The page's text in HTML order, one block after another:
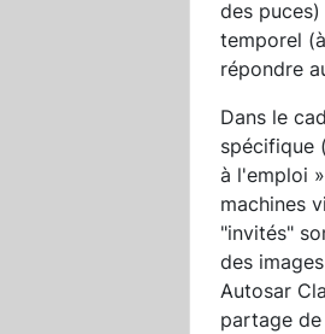
des puces)
temporel
répondre
Dans le
spécifique
à l'emploi
machines
"invités"
des
Autosar
partage